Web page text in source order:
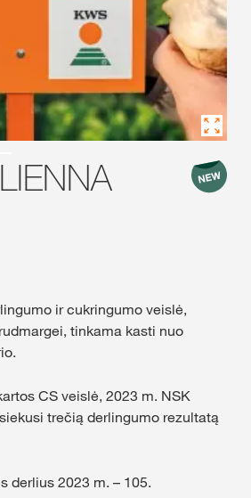
ir cukringumo veislė,
tinkama kasti nuo
CS veislė, 2023 m. NSK
trečią derlingumo rezultatą
derlius 2023 m. – 105.